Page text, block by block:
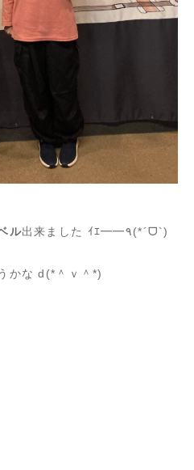
ル出来ました ｲｴ━━٩(*´ᗜ`)
かな d(*＾ｖ＾*)